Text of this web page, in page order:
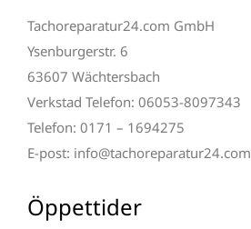
Tachoreparatur24.com GmbH
Ysenburgerstr. 6
63607 Wächtersbach
Verkstad Telefon: 06053-8097343
Telefon: 0171 – 1694275
E-post: info@tachoreparatur24.com
Öppettider